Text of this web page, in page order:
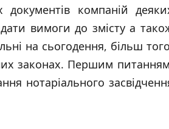
документів компаній
вимоги до змісту а
на сьогодення, більш
законах. Першим
нотаріального